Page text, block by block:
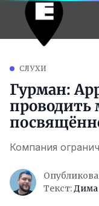
СЛУХИ
Гурман:
проводить
Компания
Текст:Дима